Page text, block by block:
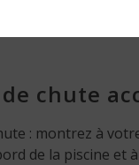
Soyez patient
dans l’eau.
chute
: montrez à
de la piscine et